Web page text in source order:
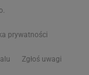
prywatności
Zgłoś uwagi